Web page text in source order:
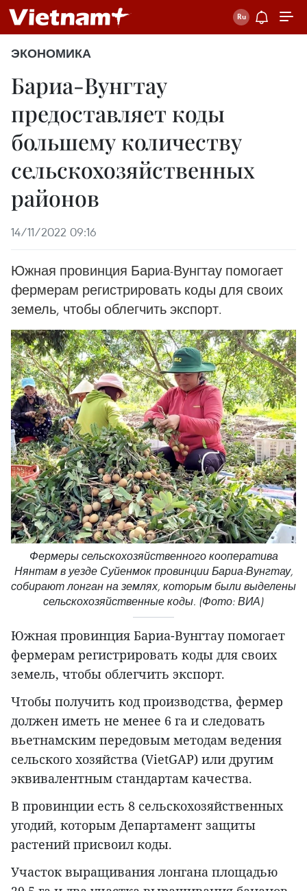
ЭКОНОМИКА
Бариа-Вунгтау
предоставляет коды
большему количеству
сельскохозяйственных
районов
14/11/2022 09:16
Южная провинция Бариа-Вунгтау помогает
фермерам регистрировать коды для своих
земель, чтобы облегчить экспорт.
Фермеры сельскохозяйственного кооператива
Нянтам в уезде Суйенмок провинции Бариа-Вунгтау,
собирают лонган на землях, которым были выделены
сельскохозяйственные коды. (Фото: ВИА)
Южная провинция Бариа-Вунгтау помогает
фермерам регистрировать коды для своих
земель, чтобы облегчить экспорт.
Чтобы получить код производства, фермер
должен иметь не менее 6 га и следовать
вьетнамским передовым методам ведения
сельского хозяйства (VietGAP) или другим
эквивалентным стандартам качества.
В провинции есть 8 сельскохозяйственных
угодий, которым Департамент защиты
растений присвоил коды.
Участок выращивания лонгана площадью